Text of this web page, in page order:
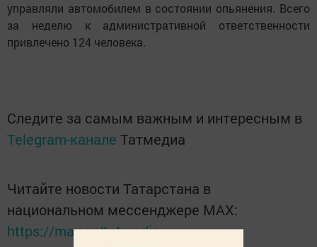
управляли автомобилем в состоянии опьянения. Всего
за неделю к административной ответственности
привлечено 124 человека.
Следите за самым важным и интересным в
Telegram-канале Татмедиа
Читайте новости Татарстана в
национальном мессенджере MАХ:
https://max.ru/tatmedia